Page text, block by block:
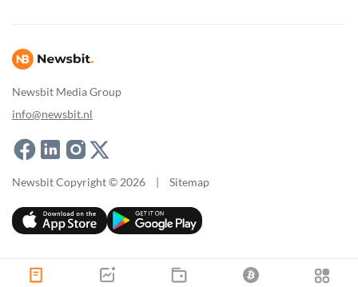
Newsbit Media Group
info@newsbit.nl
Newsbit Copyright © 2026 | Sitemap